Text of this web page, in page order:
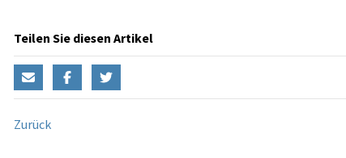
Teilen Sie diesen Artikel
Zurück